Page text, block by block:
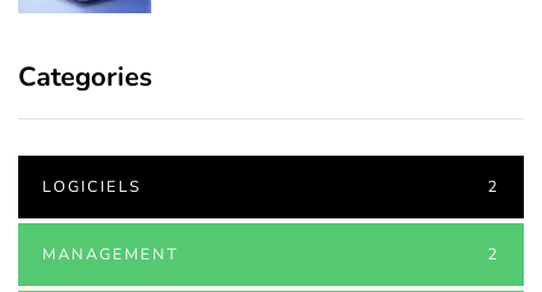
Categories
LOGICIELS 2
MANAGEMENT 2